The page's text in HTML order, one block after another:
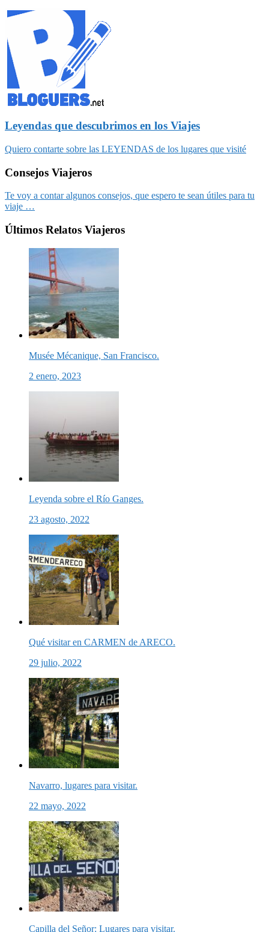
Leyendas que descubrimos en los Viajes
Quiero contarte sobre las LEYENDAS de los lugares que visité
Consejos Viajeros
Te voy a contar algunos consejos, que espero te sean útiles para tu
viaje …
Últimos Relatos Viajeros
Musée Mécanique, San Francisco.
2 enero, 2023
Leyenda sobre el Río Ganges.
23 agosto, 2022
Qué visitar en CARMEN de ARECO.
29 julio, 2022
Navarro, lugares para visitar.
22 mayo, 2022
Capilla del Señor: Lugares para visitar.